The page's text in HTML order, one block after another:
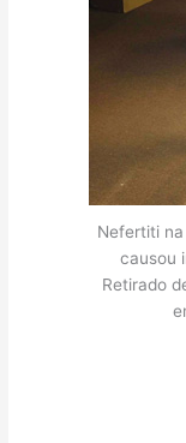
Nefertiti
causou
Retirado